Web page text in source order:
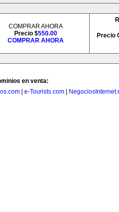
COMPRAR AHORA
Precio $550.00
COMPRAR AHORA
Precio
en venta:
e-Tourists.com